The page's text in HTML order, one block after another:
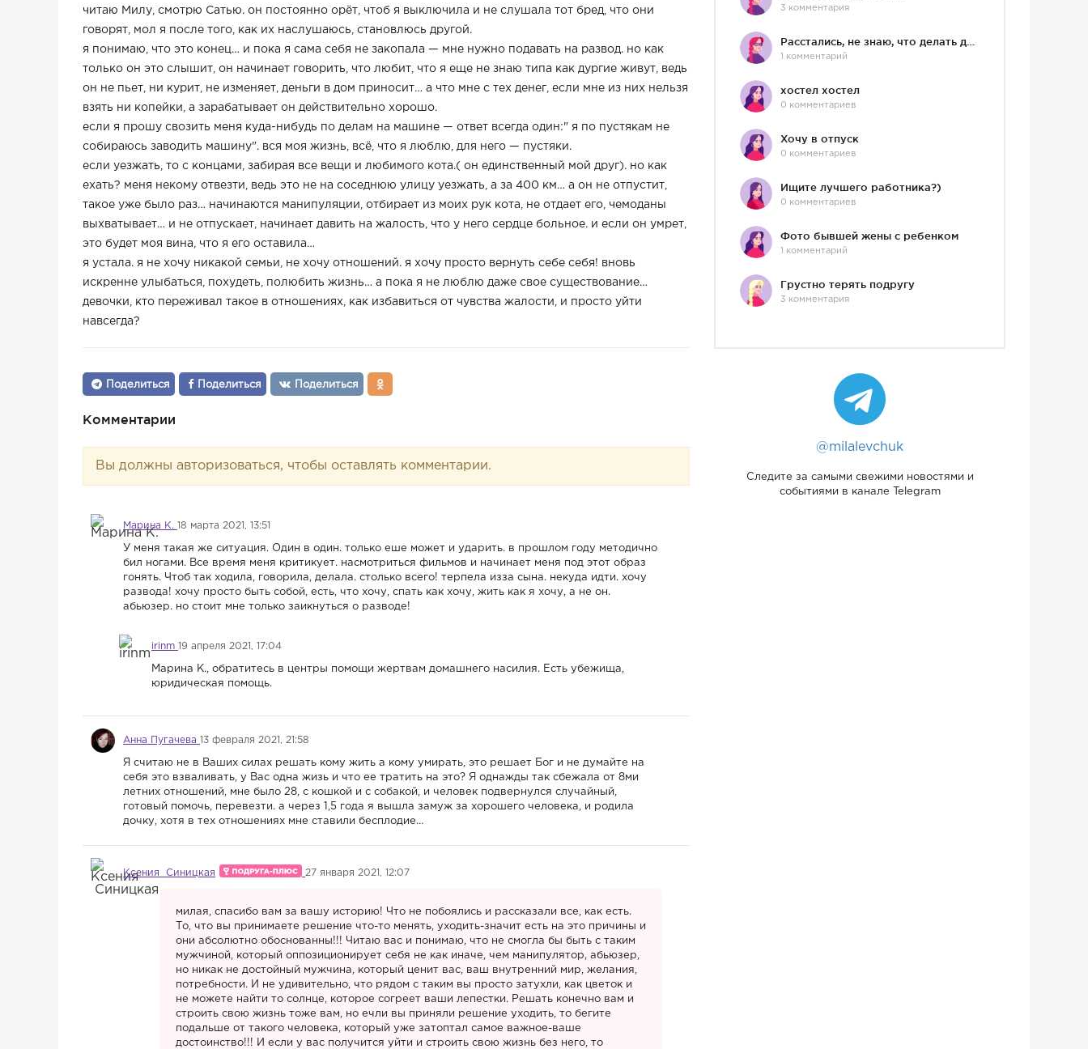
читаю Милу, смотрю Сатью. он постоянно орёт, чтоб я выключила и не слушала тот бред, что они
говорят, мол я после того, как их наслушаюсь, становлюсь другой.
я понимаю, что это конец… и пока я сама себя не закопала — мне нужно подавать на развод. но как
только он это слышит, он начинает говорить, что любит, что я еще не знаю типа как дургие живут, ведь
он не пьет, ни курит, не изменяет, деньги в дом приносит… а что мне с тех денег, если мне из них нельзя
взять ни копейки, а зарабатывает он действительно хорошо.
если я прошу свозить меня куда-нибудь по делам на машине — ответ всегда один:" я по пустякам не
собираюсь заводить машину". вся моя жизнь, всё, что я люблю, для него — пустяки.
если уезжать, то с концами, забирая все вещи и любимого кота.( он единственный мой друг). но как
ехать? меня некому отвезти, ведь это не на соседнюю улицу уезжать, а за 400 км… а он не отпустит,
такое уже было раз… начинаются манипуляции, отбирает из моих рук кота, не отдает его, чемоданы
выхватывает… и не отпускает, начинает давить на жалость, что у него сердце больное. и если он умрет,
это будет моя вина, что я его оставила…
я устала. я не хочу никакой семьи, не хочу отношений. я хочу просто вернуть себе себя! вновь
искренне улыбаться, похудеть, полюбить жизнь… а пока я не люблю даже свое существование…
девочки, кто переживал такое в отношениях, как избавиться от чувства жалости, и просто уйти
навсегда?
Поделиться Поделиться Поделиться
Комментарии
Вы должны авторизоваться, чтобы оставлять комментарии.
Марина К. 18 марта 2021, 13:51
У меня такая же ситуация. Один в один. только еше может и ударить. в прошлом году методично
бил ногами. Все время меня критикует. насмотриться фильмов и начинает меня под этот образ
гонять. Чтоб так ходила, говорила, делала. столько всего! терпела изза сына. некуда идти. хочу
развода! хочу просто быть собой, есть, что хочу, спать как хочу, жить как я хочу, а не он.
абьюзер. но стоит мне только заикнуться о разводе!
irinm 19 апреля 2021, 17:04
Марина К., обратитесь в центры помощи жертвам домашнего насилия. Есть убежища,
юридическая помощь.
Анна Пугачева 13 февраля 2021, 21:58
Я считаю не в Ваших силах решать кому жить а кому умирать, это решает Бог и не думайте на
себя это взваливать, у Вас одна жизь и что ее тратить на это? Я однажды так сбежала от 8ми
летних отношений, мне было 28, с кошкой и с собакой, и человек подвернулся случайный,
готовый помочь, перевезти. а через 1,5 года я вышла замуж за хорошего человека, и родила
дочку, хотя в тех отношениях мне ставили бесплодие…
Ксения Синицкая 27 января 2021, 12:07
милая, спасибо вам за вашу историю! Что не побоялись и рассказали все, как есть.
То, что вы принимаете решение что-то менять, уходить-значит есть на это причины и
они абсолютно обоснованны!!! Читаю вас и понимаю, что не смогла бы быть с таким
мужчиной, который оппозиционирует себя не как иначе, чем манипулятор, абьюзер,
но никак не достойный мужчина, который ценит вас, ваш внутренний мир, желания,
потребности. И не удивительно, что рядом с таким вы просто затухли, как цветок и
не можете найти то солнце, которое согреет ваши лепестки. Решать конечно вам и
строить свою жизнь тоже вам, но ечли вы приняли решение уходить, то бегите
подальше от такого человека, который уже затоптал самое важное-ваше
достоинство!!! И если у вас получится уйти и строить свою жизнь без него, то
3 комментария
1 комментарий
хостел хостел
0 комментариев
Хочу в отпуск
0 комментариев
Ищите лучшего работника?)
0 комментариев
Фото бывшей жены с ребенком
1 комментарий
Грустно терять подругу
3 комментария
@milalevchuk
Следите за самыми свежими новостями и
событиями в канале Telegram